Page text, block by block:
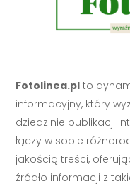
Fotolinea.pl to
informacyjny, który
dziedzinie publikacji
łączy w sobie
jakością treści,
źródło informacji z